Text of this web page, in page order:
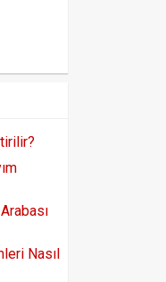
Nasıl